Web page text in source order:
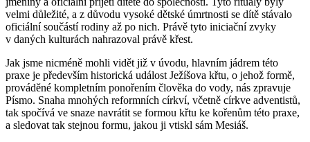
velmi důležité, a z důvodu vysoké dětské úmrtnosti se dítě stávalo
oficiální součástí rodiny až po nich. Právě tyto iniciační zvyky
v daných kulturách nahrazoval právě křest.
Jak jsme nicméně mohli vidět již v úvodu, hlavním jádrem této
praxe je především historická událost Ježíšova křtu, o jehož formě,
prováděné kompletním ponořením člověka do vody, nás zpravuje
Písmo. Snaha mnohých reformních církví, včetně církve adventistů,
tak spočívá ve snaze navrátit se formou křtu ke kořenům této praxe,
a sledovat tak stejnou formu, jakou ji vtiskl sám Mesiáš.